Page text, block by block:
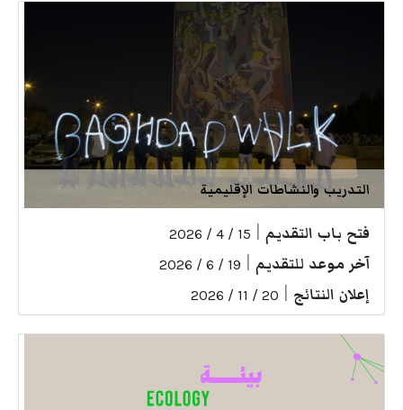
التدريب والنشاطات الإقليمية
فتح باب التقديم 15 / 4 / 2026
آخر موعد للتقديم 19 / 6 / 2026
إعلان النتائج 20 / 11 / 2026